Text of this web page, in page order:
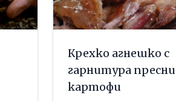
Крехко агнешко с
гарнитура пресни
картофи